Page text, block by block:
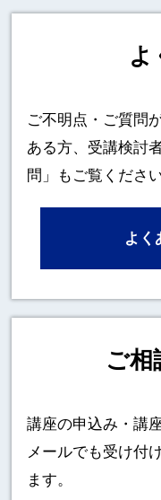
よ
ご不明点・ご質問
ある方、 受講検討
問」もご覧ください
よく
ご相
講座の申込み・講
メールでも受け付
ます。